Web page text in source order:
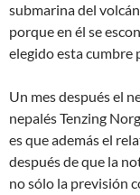
submarina del
porque en él se
elegido esta cumbre
Un mes después el
nepalés Tenzing
es que además el
después de que la
no sólo la previsión